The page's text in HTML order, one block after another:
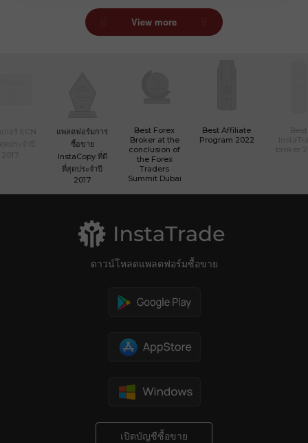
View more
แพลตฟอร์มการ
ซื้อขาย
InstaCopy ที่ดี
ที่สุดประจำปี
2017
Best Forex
Broker at the
conclusion of
the Forex
Traders
Summit Dubai
Best Affiliate
Program 2022
ดาวน์โหลดแพลตฟอร์มซื้อขาย
เปิดบัญชีซื้อขาย